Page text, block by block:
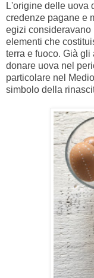
L'origine delle uova
credenze pagane e
egizi consideravano
elementi che
terra e fuoco. Già
donare uova nel
particolare nel
simbolo della